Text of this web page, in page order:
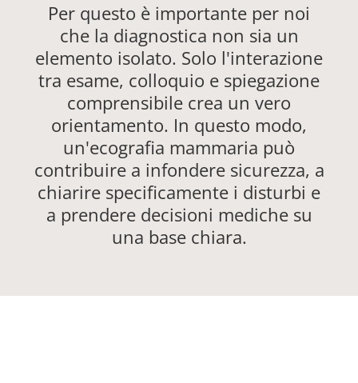
Per questo è importante per noi
che la diagnostica non sia un
elemento isolato. Solo l'interazione
tra esame, colloquio e spiegazione
comprensibile crea un vero
orientamento. In questo modo,
un'ecografia mammaria può
contribuire a infondere sicurezza, a
chiarire specificamente i disturbi e
a prendere decisioni mediche su
una base chiara.